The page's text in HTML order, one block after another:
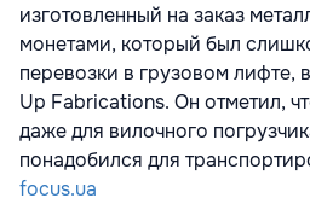
изготовленный на заказ
монетами, который был
перевозки в грузовом лифте,
Up Fabrications. Он отметил,
даже для вилочного
понадобился для
focus.ua